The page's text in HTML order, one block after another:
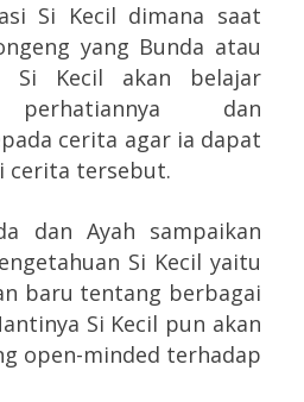
Si Kecil dimana saat
yang Bunda atau
Si Kecil akan belajar
perhatiannya dan
cerita agar ia dapat
cerita tersebut.
dan Ayah sampaikan
Si Kecil yaitu
baru tentang berbagai
Si Kecil pun akan
open-minded terhadap